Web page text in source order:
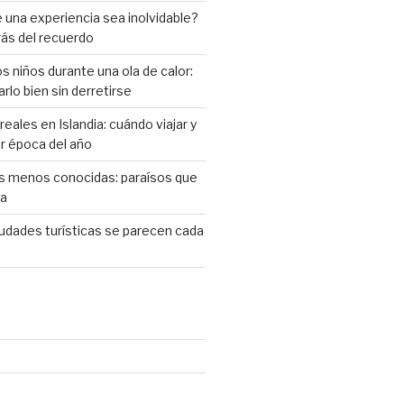
una experiencia sea inolvidable?
del recuerdo
niños durante una ola de calor:
bien sin derretirse
en Islandia: cuándo viajar y
época del año
menos conocidas: paraísos que
turísticas se parecen cada